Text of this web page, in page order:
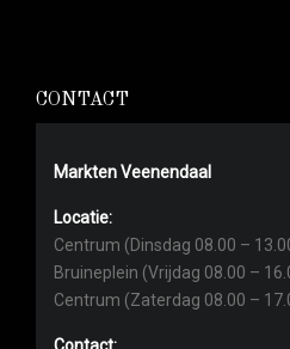
CONTACT
Markten Veenendaal
Locatie:
Centrum (Dinsdag 08.00 –
Bruineplein (Vrijdag 08.00 –
Centrum (Zaterdag 08.00 –